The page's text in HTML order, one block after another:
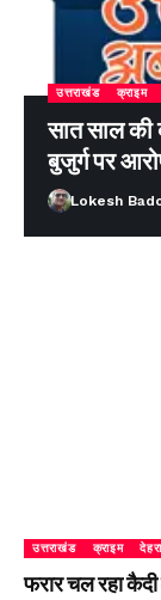
उत्तराखंड क्राइम
सात साल की
बुजुर्ग पर
Lokesh
उत्तराखंड क्राइम
फरार चल रहा